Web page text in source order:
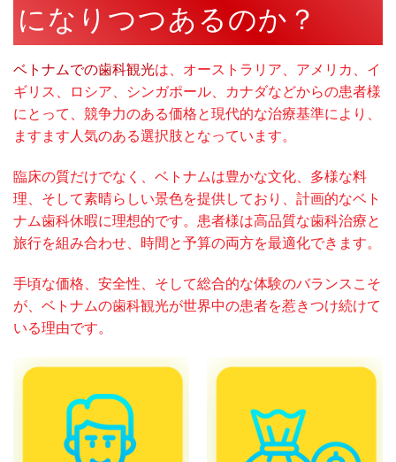
になりつつあるのか？
ベトナムでの歯科観光は、オーストラリア、アメリカ、イ
ギリス、ロシア、シンガポール、カナダなどからの患者様
にとって、競争力のある価格と現代的な治療基準により、
ますます人気のある選択肢となっています。
臨床の質だけでなく、ベトナムは豊かな文化、多様な料
理、そして素晴らしい景色を提供しており、計画的なベト
ナム歯科休暇に理想的です。患者様は高品質な歯科治療と
旅行を組み合わせ、時間と予算の両方を最適化できます。
手頃な価格、安全性、そして総合的な体験のバランスこそ
が、ベトナムの歯科観光が世界中の患者を惹きつけ続けて
いる理由です。